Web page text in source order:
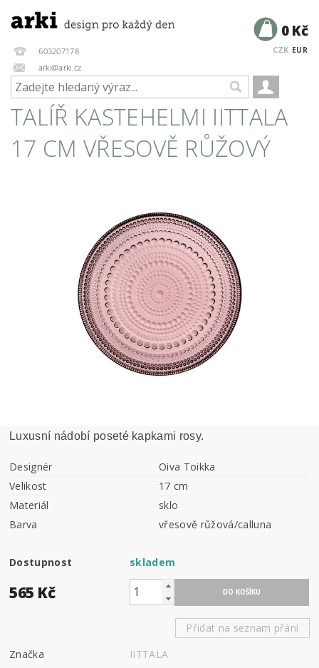
603207178
arki@arki.cz
CZK EUR
0 Kč
TALÍŘ KASTEHELMI IITTALA
17 CM VŘESOVĚ RŮŽOVÝ
Luxusní nádobí poseté kapkami rosy.
Designér
Oiva Toikka
Velikost
17 cm
Materiál
sklo
Barva
vřesově růžová/calluna
Dostupnost skladem
565 Kč
Přidat na seznam přání
Značka
IITTALA